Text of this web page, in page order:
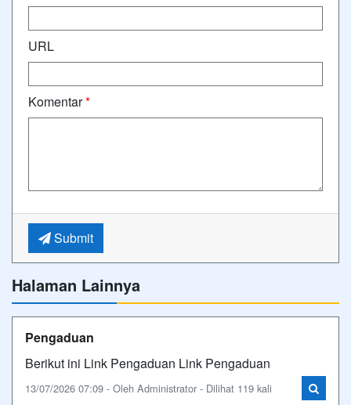
URL
Komentar*
Submit
Halaman Lainnya
Pengaduan
Berikut ini Link Pengaduan Link Pengaduan
13/07/2026 07:09 - Oleh Administrator - Dilihat 119 kali